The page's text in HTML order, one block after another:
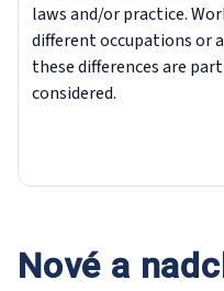
laws and/or practice.
different occupations or
these differences are
considered.
Nové a